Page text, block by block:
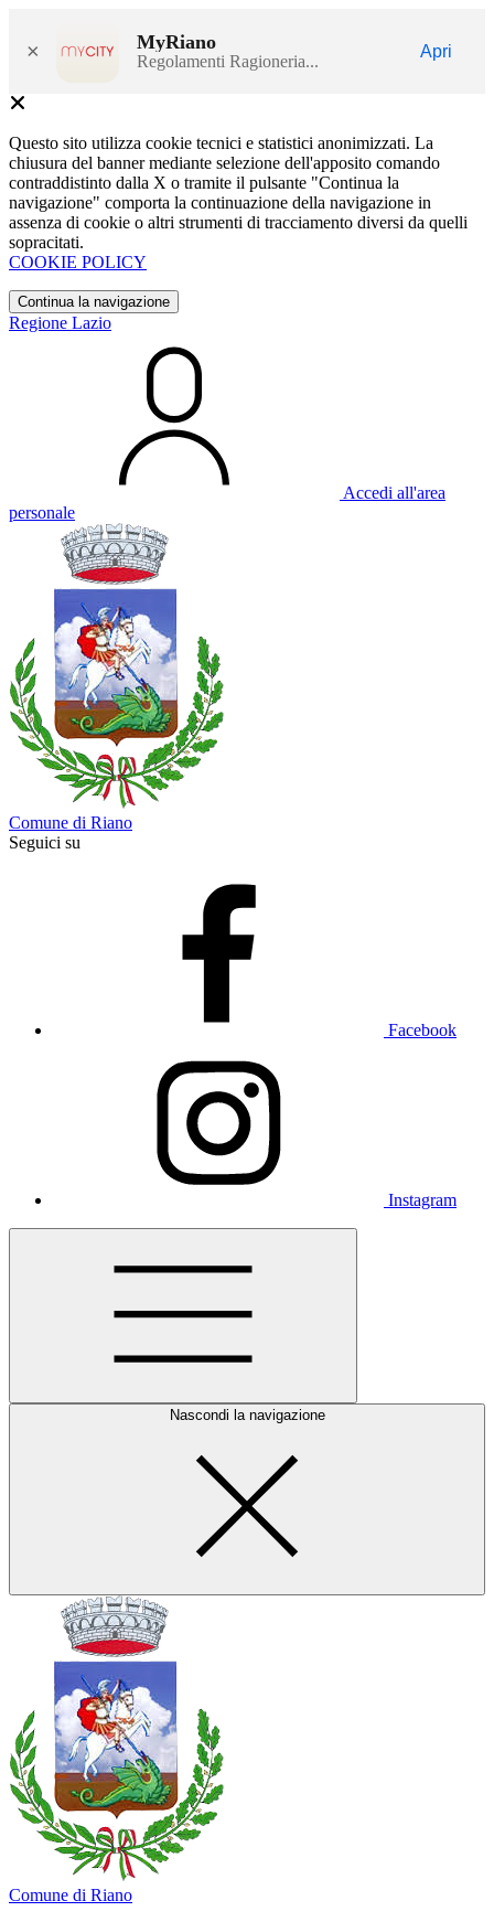
× MyRiano
Regolamenti Ragioneria...
Apri
Questo sito utilizza cookie tecnici e statistici anonimizzati. La
chiusura del banner mediante selezione dell'apposito comando
contraddistinto dalla X o tramite il pulsante "Continua la
navigazione" comporta la continuazione della navigazione in
assenza di cookie o altri strumenti di tracciamento diversi da quelli
sopracitati.
COOKIE POLICY
Continua la navigazione
Regione Lazio
Accedi all'area
personale
Comune di Riano
Seguici su
Facebook
Instagram
Nascondi la navigazione
Comune di Riano